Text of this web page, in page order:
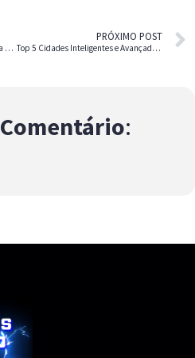
A Revolução da Engenharia Genética – O Impacto do CRISPR na Humanidade
PRÓXIMO POST
Top 5 Cidades Inteligentes e Avançadas em Tecnologia no Mundo
Comentário: